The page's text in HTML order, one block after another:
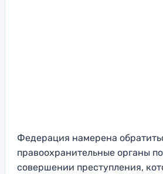
Федерация намерена
правоохранительные органы
совершении преступления,